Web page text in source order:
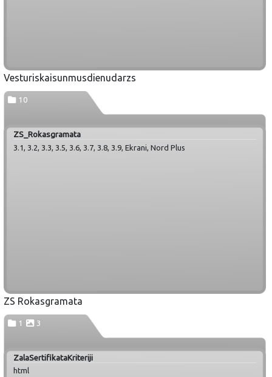
Vesturiskaisunmusdienudarzs
10
ZS_Rokasgramata
3.1, 3.2, 3.3, 3.5, 3.6, 3.7, 3.8, 3.9, Ekrani, Nord Plus
ZS Rokasgramata
1 3
ZalaSertifikataKriteriji
html